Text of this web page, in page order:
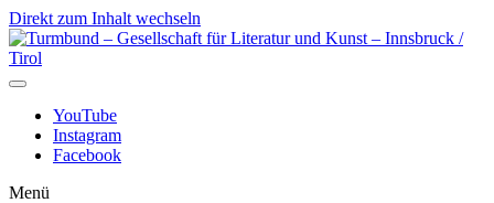
Direkt zum Inhalt wechseln
Hauptnavigation
YouTube
Instagram
Facebook
Menü